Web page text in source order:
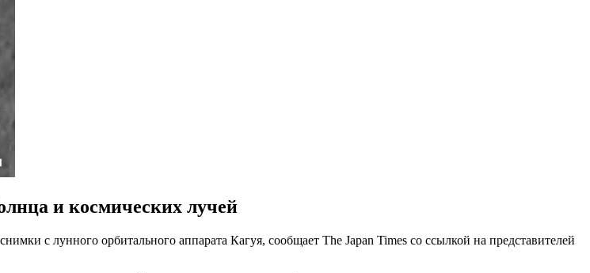
и космических лучей
с лунного орбитального аппарата Кагуя, сообщает The Japan Times со ссылкой на представителей